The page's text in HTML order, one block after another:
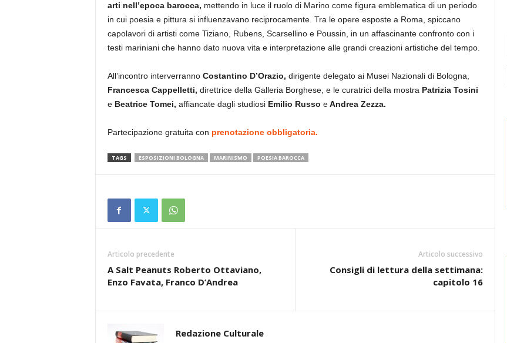
arti nell’epoca barocca, mettendo in luce il ruolo di Marino come figura emblematica di un periodo
in cui poesia e pittura si influenzavano reciprocamente. Tra le opere esposte a Roma, spiccano
capolavori di artisti come Tiziano, Rubens, Scarsellino e Poussin, in un affascinante confronto con i
testi mariniani che hanno dato nuova vita e interpretazione alle grandi creazioni artistiche del tempo.
All’incontro interverranno Costantino D’Orazio, dirigente delegato ai Musei Nazionali di Bologna,
Francesca Cappelletti, direttrice della Galleria Borghese, e le curatrici della mostra Patrizia Tosini
e Beatrice Tomei, affiancate dagli studiosi Emilio Russo eAndrea Zezza.
Partecipazione gratuita con prenotazione obbligatoria.
TAGS ESPOSIZIONI BOLOGNA MARINISMO POESIA BAROCCA
Articolo precedente
A Salt Peanuts Roberto Ottaviano,
Enzo Favata, Franco D’Andrea
Articolo successivo
Consigli di lettura della settimana:
capitolo 16
Redazione Culturale